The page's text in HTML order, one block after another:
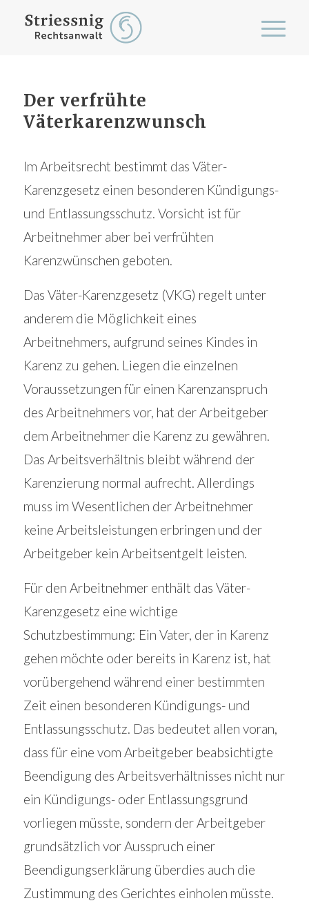
Der verfrühte
Väterkarenzwunsch
Im Arbeitsrecht bestimmt das Väter-
Karenzgesetz einen besonderen Kündigungs-
und Entlassungsschutz. Vorsicht ist für
Arbeitnehmer aber bei verfrühten
Karenzwünschen geboten.
Das Väter-Karenzgesetz (VKG) regelt unter
anderem die Möglichkeit eines
Arbeitnehmers, aufgrund seines Kindes in
Karenz zu gehen. Liegen die einzelnen
Voraussetzungen für einen Karenzanspruch
des Arbeitnehmers vor, hat der Arbeitgeber
dem Arbeitnehmer die Karenz zu gewähren.
Das Arbeitsverhältnis bleibt während der
Karenzierung normal aufrecht. Allerdings
muss im Wesentlichen der Arbeitnehmer
keine Arbeitsleistungen erbringen und der
Arbeitgeber kein Arbeitsentgelt leisten.
Für den Arbeitnehmer enthält das Väter-
Karenzgesetz eine wichtige
Schutzbestimmung: Ein Vater, der in Karenz
gehen möchte oder bereits in Karenz ist, hat
vorübergehend während einer bestimmten
Zeit einen besonderen Kündigungs- und
Entlassungsschutz. Das bedeutet allen voran,
dass für eine vom Arbeitgeber beabsichtigte
Beendigung des Arbeitsverhältnisses nicht nur
ein Kündigungs- oder Entlassungsgrund
vorliegen müsste, sondern der Arbeitgeber
grundsätzlich vor Ausspruch einer
Beendigungserklärung überdies auch die
Zustimmung des Gerichtes einholen müsste.